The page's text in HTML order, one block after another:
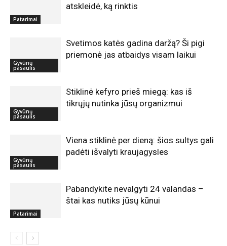
Patarimai
atskleidė, ką rinktis
Gyvūnų
pasaulis
Svetimos katės gadina daržą? Ši pigi
priemonė jas atbaidys visam laikui
Gyvūnų
pasaulis
Stiklinė kefyro prieš miegą: kas iš
tikrųjų nutinka jūsų organizmui
Gyvūnų
pasaulis
Viena stiklinė per dieną: šios sultys gali
padėti išvalyti kraujagysles
Patarimai
Pabandykite nevalgyti 24 valandas –
štai kas nutiks jūsų kūnui